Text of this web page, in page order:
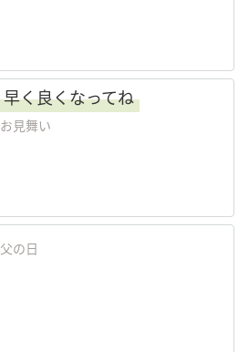
早く良くなってね
お見舞い
父の日